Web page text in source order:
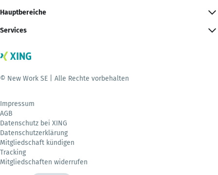
Hauptbereiche
Services
© New Work SE | Alle Rechte vorbehalten
Impressum
AGB
Datenschutz bei XING
Datenschutzerklärung
Mitgliedschaft kündigen
Tracking
Mitgliedschaften widerrufen